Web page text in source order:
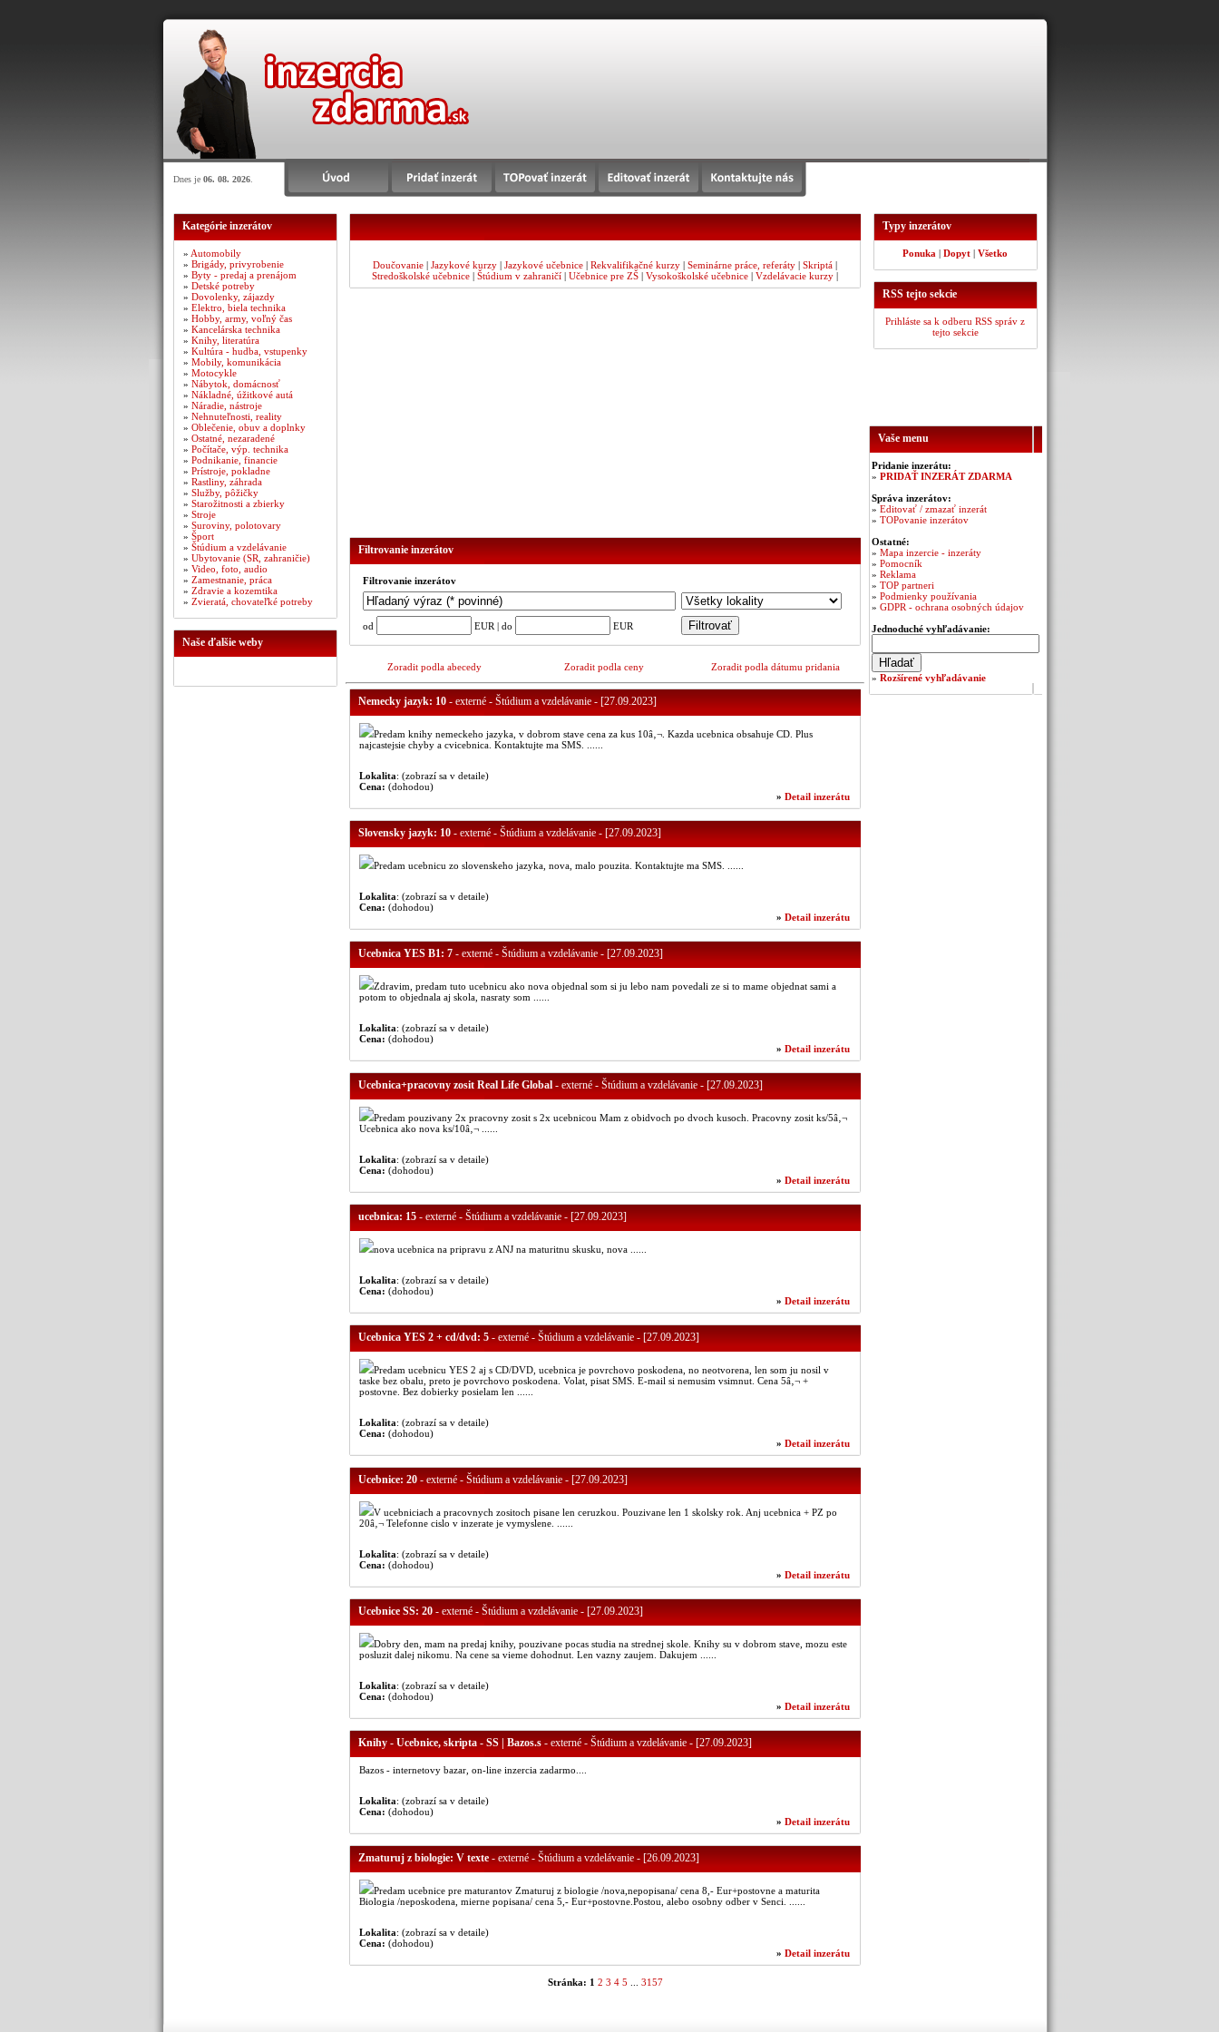
Dnes je 06. 08. 2026
Kategórie inzerátov
» Automobily
» Brigády, privyrobenie
» Byty - predaj a prenájom
» Detské potreby
» Dovolenky, zájazdy
» Elektro, biela technika
» Hobby, army, voľný čas
» Kancelárska technika
» Knihy, literatúra
» Kultúra - hudba, vstupenky
» Mobily, komunikácia
» Motocykle
» Nábytok, domácnosť
» Nákladné, úžitkové autá
» Náradie, nástroje
» Nehnuteľnosti, reality
» Oblečenie, obuv a doplnky
» Ostatné, nezaradené
» Počítače, výp. technika
» Podnikanie, financie
» Prístroje, pokladne
» Rastliny, záhrada
» Služby, pôžičky
» Starožitnosti a zbierky
» Stroje
» Suroviny, polotovary
» Šport
» Štúdium a vzdelávanie
» Ubytovanie (SR, zahraničie)
» Video, foto, audio
» Zamestnanie, práca
» Zdravie a kozemtika
» Zvieratá, chovateľké potreby
Naše ďalšie weby
Doučovanie| Jazykové kurzy| Jazykové učebnice| Rekvalifikačné kurzy| Seminárne práce, referáty| Skriptá|
Stredoškolské učebnice| Štúdium v zahraničí| Učebnice pre ZŠ| Vysokoškolské učebnice| Vzdelávacie kurzy|
Filtrovanie inzerátov
Filtrovanie inzerátov
od EUR | do EUR
Zoradit podla abecedy Zoradit podla ceny Zoradit podla dátumu pridania
Nemecky jazyk: 10- externé - Štúdium a vzdelávanie - [27.09.2023]
Predam knihy nemeckeho jazyka, v dobrom stave cena za kus 10â‚¬. Kazda ucebnica obsahuje CD. Plus
najcastejsie chyby a cvicebnica. Kontaktujte ma SMS. ......
Lokalita: (zobrazí sa v detaile)
Cena: (dohodou)
» Detail inzerátu
Slovensky jazyk: 10- externé - Štúdium a vzdelávanie - [27.09.2023]
Predam ucebnicu zo slovenskeho jazyka, nova, malo pouzita. Kontaktujte ma SMS. ......
Lokalita: (zobrazí sa v detaile)
Cena: (dohodou)
» Detail inzerátu
Ucebnica YES B1: 7- externé - Štúdium a vzdelávanie - [27.09.2023]
Zdravim, predam tuto ucebnicu ako nova objednal som si ju lebo nam povedali ze si to mame objednat sami a
potom to objednala aj skola, nasraty som ......
Lokalita: (zobrazí sa v detaile)
Cena: (dohodou)
» Detail inzerátu
Ucebnica+pracovny zosit Real Life Global- externé - Štúdium a vzdelávanie - [27.09.2023]
Predam pouzivany 2x pracovny zosit s 2x ucebnicou Mam z obidvoch po dvoch kusoch. Pracovny zosit ks/5â‚¬
Ucebnica ako nova ks/10â‚¬ ......
Lokalita: (zobrazí sa v detaile)
Cena: (dohodou)
» Detail inzerátu
ucebnica: 15- externé - Štúdium a vzdelávanie - [27.09.2023]
nova ucebnica na pripravu z ANJ na maturitnu skusku, nova ......
Lokalita: (zobrazí sa v detaile)
Cena: (dohodou)
» Detail inzerátu
Ucebnica YES 2 + cd/dvd: 5- externé - Štúdium a vzdelávanie - [27.09.2023]
Predam ucebnicu YES 2 aj s CD/DVD, ucebnica je povrchovo poskodena, no neotvorena, len som ju nosil v
taske bez obalu, preto je povrchovo poskodena. Volat, pisat SMS. E-mail si nemusim vsimnut. Cena 5â‚¬ +
postovne. Bez dobierky posielam len ......
Lokalita: (zobrazí sa v detaile)
Cena: (dohodou)
» Detail inzerátu
Ucebnice: 20- externé - Štúdium a vzdelávanie - [27.09.2023]
V ucebniciach a pracovnych zositoch pisane len ceruzkou. Pouzivane len 1 skolsky rok. Anj ucebnica + PZ po
20â‚¬ Telefonne cislo v inzerate je vymyslene. ......
Lokalita: (zobrazí sa v detaile)
Cena: (dohodou)
» Detail inzerátu
Ucebnice SS: 20- externé - Štúdium a vzdelávanie - [27.09.2023]
Dobry den, mam na predaj knihy, pouzivane pocas studia na strednej skole. Knihy su v dobrom stave, mozu este
posluzit dalej nikomu. Na cene sa vieme dohodnut. Len vazny zaujem. Dakujem ......
Lokalita: (zobrazí sa v detaile)
Cena: (dohodou)
» Detail inzerátu
Knihy - Ucebnice, skripta - SS | Bazos.s- externé - Štúdium a vzdelávanie - [27.09.2023]
Bazos - internetovy bazar, on-line inzercia zadarmo....
Lokalita: (zobrazí sa v detaile)
Cena: (dohodou)
» Detail inzerátu
Zmaturuj z biologie: V texte- externé - Štúdium a vzdelávanie - [26.09.2023]
Predam ucebnice pre maturantov Zmaturuj z biologie /nova,nepopisana/ cena 8,- Eur+postovne a maturita
Biologia /neposkodena, mierne popisana/ cena 5,- Eur+postovne.Postou, alebo osobny odber v Senci. ......
Lokalita: (zobrazí sa v detaile)
Cena: (dohodou)
» Detail inzerátu
Stránka: 1 2 3 4 5 3157
Typy inzerátov
Ponuka | Dopyt | Všetko
RSS tejto sekcie
Prihláste sa k odberu RSS správ z
tejto sekcie
Vaše menu
Pridanie inzerátu:
» PRIDAŤ INZERÁT ZDARMA
Správa inzerátov:
» Editovať / zmazať inzerát
» TOPovanie inzerátov
Ostatné:
» Mapa inzercie - inzeráty
» Pomocník
» Reklama
» TOP partneri
» Podmienky používania
» GDPR - ochrana osobných údajov
Jednoduché vyhľadávanie:
» Rozšírené vyhľadávanie